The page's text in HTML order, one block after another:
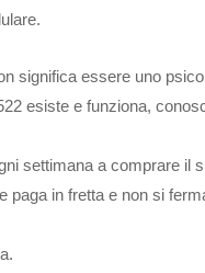
significa essere uno
esiste e funziona,
settimana a comprare il
paga in fretta e non si